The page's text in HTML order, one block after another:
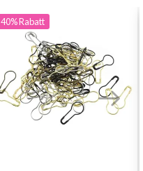
40%Rabatt